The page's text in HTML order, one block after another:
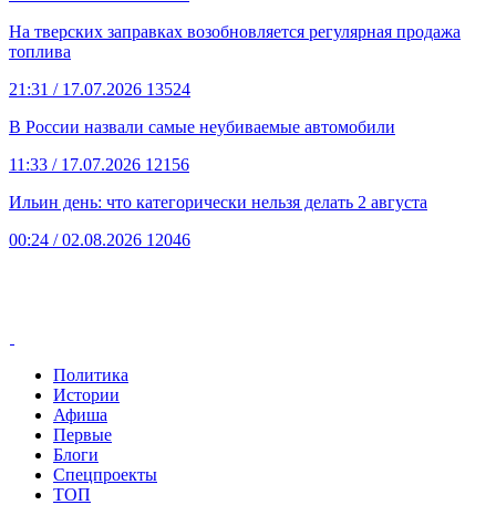
На тверских заправках возобновляется регулярная продажа
топлива
21:31 / 17.07.2026 13524
В России назвали самые неубиваемые автомобили
11:33 / 17.07.2026 12156
Ильин день: что категорически нельзя делать 2 августа
00:24 / 02.08.2026 12046
Политика
Истории
Афиша
Первые
Блоги
Спецпроекты
ТОП